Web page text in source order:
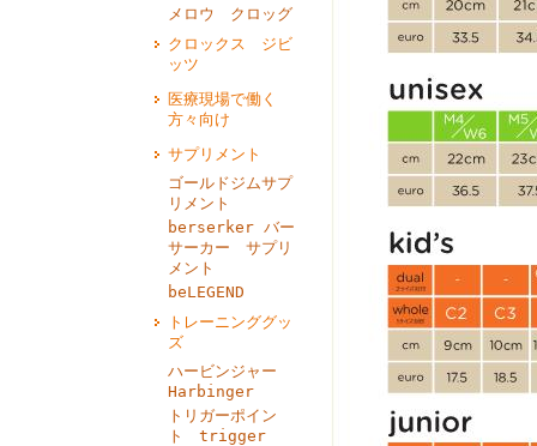
メロウ クロッグ
クロックス ジビ
ッツ
医療現場で働く
方々向け
サプリメント
ゴールドジムサプ
リメント
berserker バー
サーカー サプリ
メント
beLEGEND
トレーニンググッ
ズ
ハービンジャー
Harbinger
トリガーポイン
ト trigger